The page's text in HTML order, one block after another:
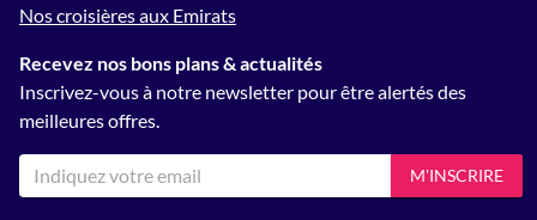
Nos croisières aux Emirats
Recevez nos bons plans & actualités
Inscrivez-vous à notre newsletter pour être alertés des
meilleures offres.
M'INSCRIRE